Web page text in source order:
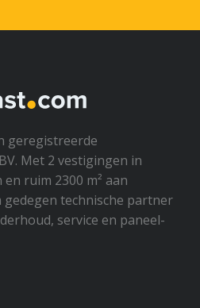
geregistreerde
Met 2 vestigingen in
ruim 2300 m² aan
technische partner
service en paneel-